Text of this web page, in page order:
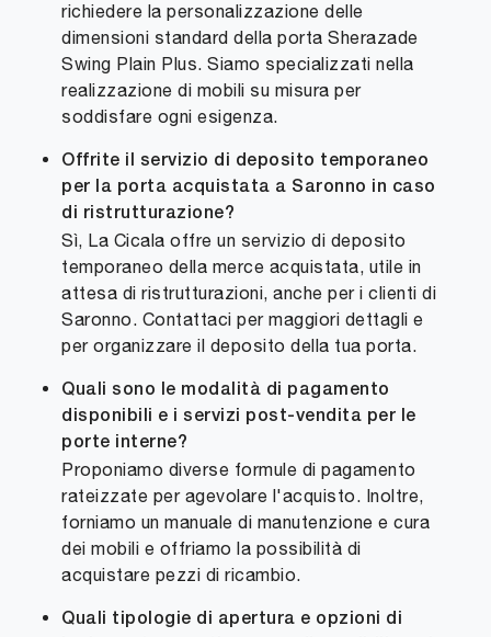
richiedere la personalizzazione delle
dimensioni standard della porta Sherazade
Swing Plain Plus. Siamo specializzati nella
realizzazione di mobili su misura per
soddisfare ogni esigenza.
Offrite il servizio di deposito temporaneo
per la porta acquistata a Saronno in caso
di ristrutturazione?
Sì, La Cicala offre un servizio di deposito
temporaneo della merce acquistata, utile in
attesa di ristrutturazioni, anche per i clienti di
Saronno. Contattaci per maggiori dettagli e
per organizzare il deposito della tua porta.
Quali sono le modalità di pagamento
disponibili e i servizi post-vendita per le
porte interne?
Proponiamo diverse formule di pagamento
rateizzate per agevolare l'acquisto. Inoltre,
forniamo un manuale di manutenzione e cura
dei mobili e offriamo la possibilità di
acquistare pezzi di ricambio.
Quali tipologie di apertura e opzioni di